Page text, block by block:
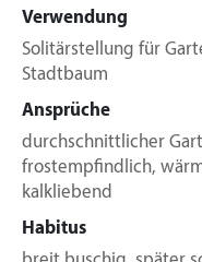
Verwendung
Solitärstellung für
Stadtbaum
Ansprüche
durchschnittlicher
frostempfindlich,
kalkliebend
Habitus